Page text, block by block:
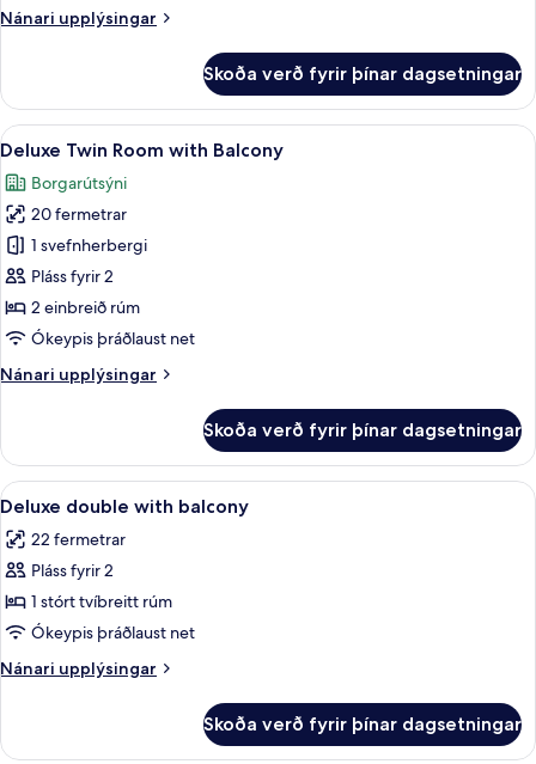
Nánari upplýsingar
Nánari
Double
with
Balcony
Skoða verð fyrir þínar dagsetningar
Skoða
allar
myndir
fyrir
Deluxe
Twin
Room
with
Balcony
Deluxe Twin Room with Balcony |
1
Deluxe Twin Room with Balcony
Borgarútsýni
20 fermetrar
1 svefnherbergi
Pláss fyrir 2
2 einbreið rúm
Ókeypis þráðlaust net
Nánari upplýsingar
Nánari
Twin
Room
with
Skoða verð fyrir þínar dagsetningar
Skoða
allar
myndir
fyrir
Deluxe
double
with
balcony
Ofnæmisprófaður sængurfatnaður,
7
Deluxe double with balcony
22 fermetrar
Pláss fyrir 2
1 stórt tvíbreitt rúm
Ókeypis þráðlaust net
Nánari upplýsingar
Nánari
double
Skoða verð fyrir þínar dagsetningar